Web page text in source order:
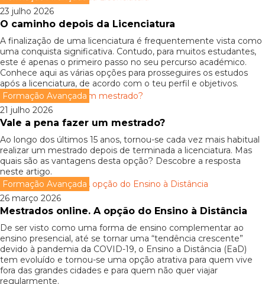
23 julho 2026
O caminho depois da Licenciatura
A finalização de uma licenciatura é frequentemente vista como
uma conquista significativa. Contudo, para muitos estudantes,
este é apenas o primeiro passo no seu percurso académico.
Conhece aqui as várias opções para prosseguires os estudos
após a licenciatura, de acordo com o teu perfil e objetivos.
Formação Avançada
21 julho 2026
Vale a pena fazer um mestrado?
Ao longo dos últimos 15 anos, tornou-se cada vez mais habitual
realizar um mestrado depois de terminada a licenciatura. Mas
quais são as vantagens desta opção? Descobre a resposta
neste artigo.
Formação Avançada
26 março 2026
Mestrados online. A opção do Ensino à Distância
De ser visto como uma forma de ensino complementar ao
ensino presencial, até se tornar uma “tendência crescente”
devido à pandemia da COVID-19, o Ensino a Distância (EaD)
tem evoluído e tornou-se uma opção atrativa para quem vive
fora das grandes cidades e para quem não quer viajar
regularmente.